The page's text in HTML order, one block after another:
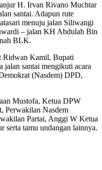
H. Irvan Rivano Muchtar
santai. Adapun rute
menuju jalan Siliwangi
– jalan KH Abdulah Bin
BLK.
Ridwan Kamil, Bupati
jalan santai mengikuti acara
(Nasdem) DPD,
Mustofa, Ketua DPW
Perwakilan Nasdem
Partai, Anggi W Ketua
tamu undangan lainnya.